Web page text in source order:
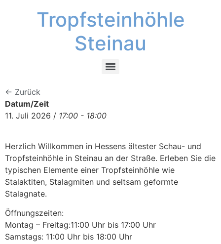
Tropfsteinhöhle
Steinau
← Zurück
Datum/Zeit
11. Juli 2026 / 17:00 - 18:00
Herzlich Willkommen in Hessens ältester Schau- und
Tropfsteinhöhle in Steinau an der Straße. Erleben Sie die
typischen Elemente einer Tropfsteinhöhle wie
Stalaktiten, Stalagmiten und seltsam geformte
Stalagnate.
Öffnungszeiten:
Montag – Freitag:11:00 Uhr bis 17:00 Uhr
Samstags: 11:00 Uhr bis 18:00 Uhr